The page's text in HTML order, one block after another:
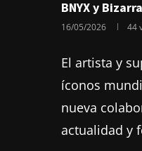
BNYX y
16/05/2026 44
El artista y
íconos
nueva
actualidad y